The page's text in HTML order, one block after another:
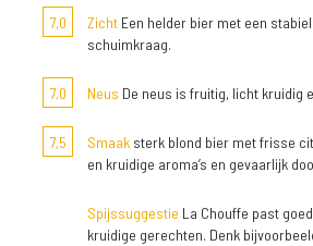
7,0
Zicht Een helder bier met een
schuimkraag.
7,0 Neus De neus is fruitig, licht kruidig
7,5 Smaak sterk blond bier met frisse
en kruidige aroma’s en gevaarlijk
Spijssuggestie La Chouffe past
kruidige gerechten. Denk